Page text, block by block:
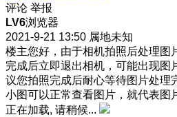
评论 举报
LV6浏览器
2021-9-21 13:50 属地未知
楼主您好，由于相机拍照后处理图
完成后立即退出相机，可能出现图
议您拍照完成后耐心等待图片处理
小图可以正常查看图片，就代表图
正在加载, 请稍候...